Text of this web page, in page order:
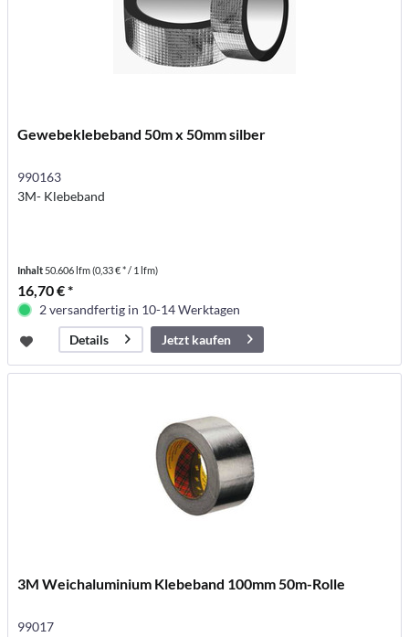
Gewebeklebeband 50m x 50mm silber
990163
3M- Klebeband
Inhalt 50.606 lfm(0,33 € * / 1 lfm)
16,70 € *
2 versandfertig in 10-14 Werktagen
Details
Jetzt kaufen
3M Weichaluminium Klebeband 100mm 50m-Rolle
99017